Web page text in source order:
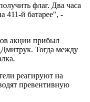
флаг. Два часа
411-й батарее", -
акции прибыл
Тогда между
реагируют на
превентивную